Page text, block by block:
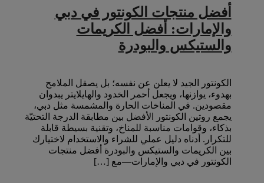
أفضل منتجات الكونتور في دبي
والإمارات: أفضل الكريمات
والستيكس والبودرة
الكونتور الجيد لا يعلن عن نفسه؛ بل يصقل الملامح
بهدوء، يوازنها، ويجعل أحمر الخدود والهايلايتر يبدوان
مقصودين. في المناخات الحارة والمشمسة مثل دبي،
يجمع روتين الكونتور الأفضل بين مطابقة الدرجة التحتيّة
بذكاء، وقوامات مناسبة للمناخ، وتقنية بسيطة قابلة
للتكرار. أدناه دليل عملي للشراء والاستخدام لاختيارك
بين الكريمات والستيكس والبودرة أفضل منتجات
الكونتور في دبي والإمارات—مع […]